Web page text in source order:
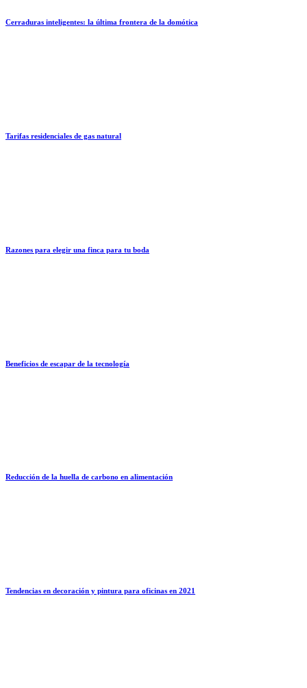
Cerraduras inteligentes: la última frontera de la domótica
Tarifas residenciales de gas natural
Razones para elegir una finca para tu boda
Beneficios de escapar de la tecnología
Reducción de la huella de carbono en alimentación
Tendencias en decoración y pintura para oficinas en 2021